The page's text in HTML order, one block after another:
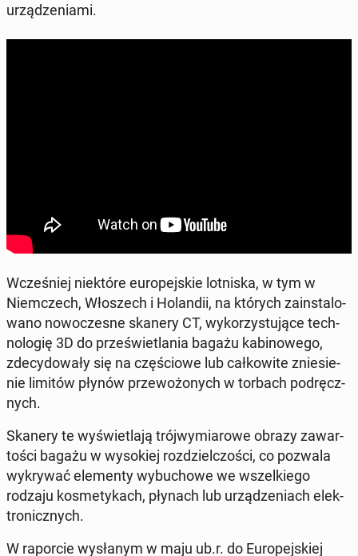
urzą­dze­nia­mi.
Wcze­śniej nie­któ­re eu­ro­pej­skie lot­ni­ska, w tym w
Niem­czech, Wło­szech i Ho­lan­dii, na których za­in­sta­lo­
wa­no no­wo­cze­sne skanery CT, wy­ko­rzy­stu­ją­ce tech­
no­lo­gię 3D do prze­świe­tla­nia bagażu ka­bi­no­we­go,
zde­cy­do­wa­ły się na czę­ścio­we lub cał­ko­wi­te znie­sie­
nie limitów płynów prze­wo­żo­nych w torbach pod­ręcz­
nych.
Skanery te wy­świe­tla­ją trój­wy­mia­ro­we obrazy za­war­
to­ści bagażu w wy­so­kiej roz­dziel­czo­ści, co pozwala
wy­kry­wać ele­men­ty wy­bu­cho­we we wszel­kie­go
rodzaju ko­sme­ty­kach, płynach lub urzą­dze­niach elek­
tro­nicz­nych.
W ra­por­cie wy­sła­nym w maju ub.r. do Eu­ro­pej­skiej